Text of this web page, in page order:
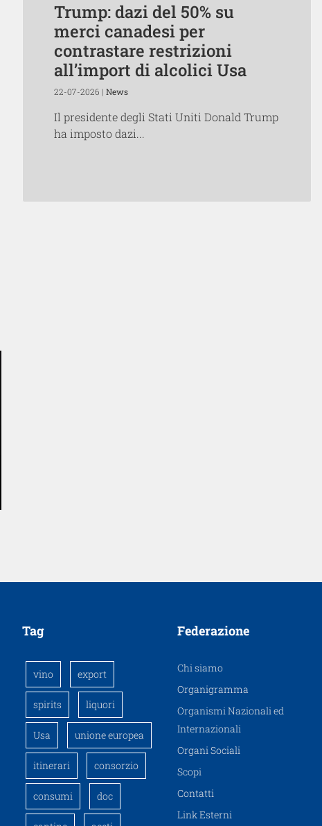
Trump: dazi del 50% su
merci canadesi per
contrastare restrizioni
all’import di alcolici Usa
22-07-2026 | News
Il presidente degli Stati Uniti Donald Trump
ha imposto dazi...
Tag
vino export
spirits liquori
Usa unione europea
itinerari consorzio
consumi doc
Federazione
Chi siamo
Organigramma
Organismi Nazionali ed
Internazionali
Organi Sociali
Scopi
Contatti
Link Esterni